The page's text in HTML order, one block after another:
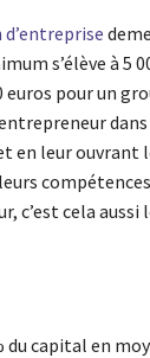
s’élève à 5
pour un
leur ouvrant
c’est cela aussi
du capital en